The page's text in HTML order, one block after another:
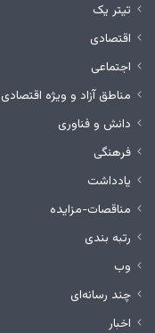
تیتر یک
اقتصادی
اجتماعی
مناطق آزاد و ویژه اقتصادی
دانش و فناوری
فرهنگی
یادداشت
مناقصات-مزایده
رتبه بندی
وب
چند رسانه‌ای
اخبار